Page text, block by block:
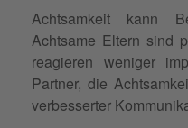
Achtsamkeit kann
Achtsame Eltern sind
reagieren weniger
Partner, die
verbesserter